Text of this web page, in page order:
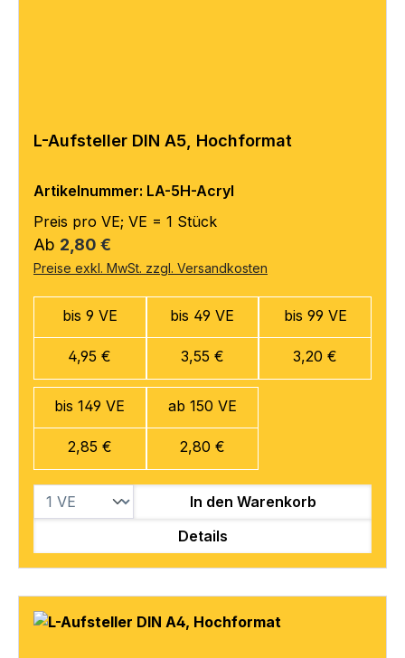
L-Aufsteller DIN A5, Hochformat
Artikelnummer: LA-5H-Acryl
Preis pro VE; VE = 1 Stück
Regulärer Preis:
Ab 2,80 €
Preise exkl. MwSt. zzgl. Versandkosten
bis 9 VE
4,95 €
bis 49 VE
3,55 €
bis 99 VE
3,20 €
bis 149 VE
2,85 €
ab 150 VE
2,80 €
In den Warenkorb
Details